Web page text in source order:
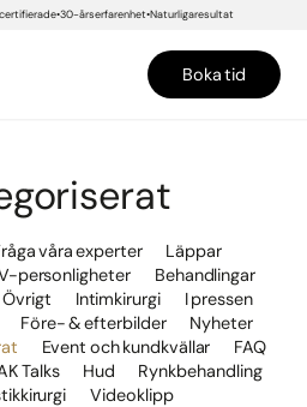
30-års erfarenhet Naturliga resultat
Boka tid
våra experter
Läppar
personligheter
Behandlingar
Övrigt Intimkirurgi
I pressen
Före- & efterbilder
Nyheter
Event och kundkvällar
FAQ
Talks Hud
Rynkbehandling
Videoklipp